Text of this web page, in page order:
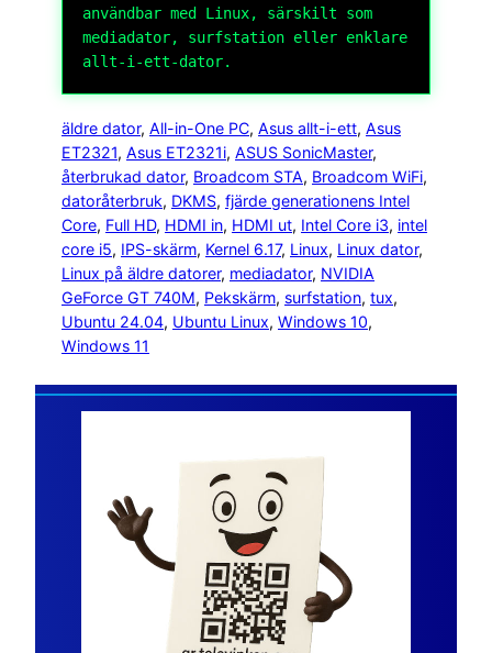
användbar med Linux, särskilt som
mediadator, surfstation eller enklare
allt-i-ett-dator.
äldre dator, All-in-One PC, Asus allt-i-ett, Asus
ET2321, Asus ET2321i, ASUS SonicMaster
återbrukad dator, Broadcom STA, Broadcom WiFi
datoråterbruk, DKMS, fjärde generationens Intel
Core, Full HD, HDMI in, HDMI ut, Intel Core i3, intel
core i5, IPS-skärm, Kernel 6.17, Linux, Linux dator
Linux på äldre datorer, mediadator, NVIDIA
GeForce GT 740M, Pekskärm, surfstation, tux
Ubuntu 24.04, Ubuntu Linux, Windows 10
Windows 11